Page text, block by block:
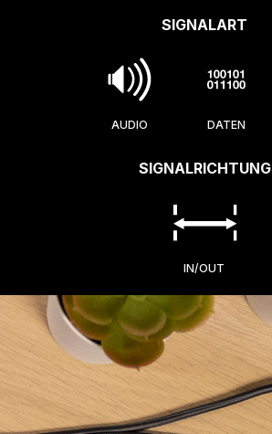
SIGNALART
AUDIO DATEN
SIGNALRICHTUNG
IN/OUT